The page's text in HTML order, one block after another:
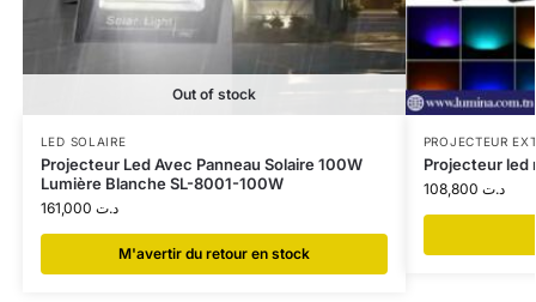
Out of stock
LED SOLAIRE
Projecteur Led Avec Panneau Solaire 100W
Lumière Blanche SL-8001-100W
د.ت
​M'avertir du retour en stock
PROJECTEUR
Projecteur led
د.ت